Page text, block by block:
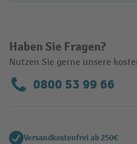
Haben Sie Fragen?
Nutzen Sie gerne unsere
0800 53 99 66
Versandkostenfrei ab 250€